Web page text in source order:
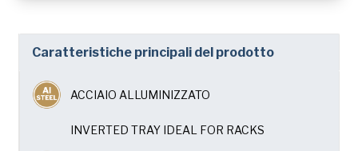
Caratteristiche principali del prodotto
ACCIAIO ALLUMINIZZATO
INVERTED TRAY IDEAL FOR RACKS
Nazione
(Obbligatorio)
di American Pan.